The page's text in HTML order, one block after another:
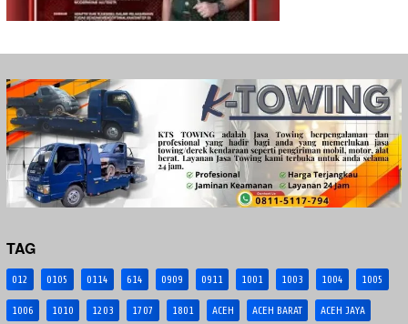
TAG
012 0105 0114 614 0909 0911 1001 1003 1004 1005
1006 1010 1203 1707 1801 ACEH ACEH BARAT ACEH JAYA